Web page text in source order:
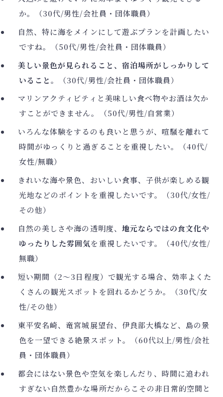
か。（30代/男性/会社員・団体職員）
自然、特に海をメインにして遊ぶプランを計画したい
ですね。（50代/男性/会社員・団体職員）
美しい景色が見られること、宿泊場所がしっかりして
いること。
（30代/男性/会社員・団体職員）
マリンアクティビティと美味しい食べ物やお酒は欠か
すことができません。（50代/男性/自営業）
いろんな体験をするのも良いと思うが、喧騒を離れて
時間がゆっくりと過ぎることを重視したい。（40代/
女性/無職）
きれいな海や景色、おいしい食事、子供が楽しめる観
光地などのポイントを重視したいです。（30代/女性/
その他）
自然の美しさや海の透明度、 地元ならではの食文化や
ゆったりした雰囲気を重視したいです。（40代/女性/
無職）
短い期間（2～3日程度）で観光する場合、効率よくた
くさんの観光スポットを回れるかどうか。（30代/女
性/その他）
東平安名崎、竜宮城展望台、伊良部大橋など、島の景
色を一望できる絶景スポット。（60代以上/男性/会社
員・団体職員）
都会にはない景色や空気を楽しんだり、時間に追われ
すぎない自然豊かな場所だからこその非日常的空間と